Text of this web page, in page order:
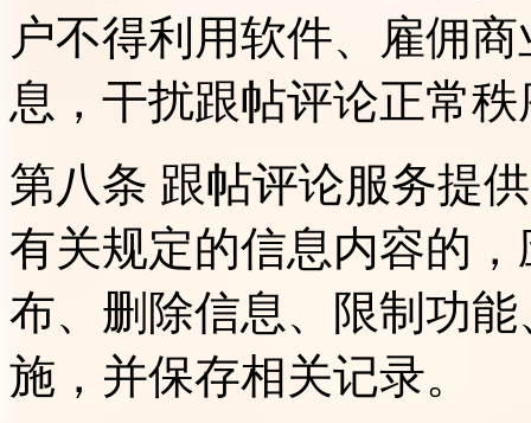
户不得利用软件、雇佣
息，干扰跟帖评论正常
第八条 跟帖评论服务提
有关规定的信息内容的
布、删除信息、限制功
施，并保存相关记录。